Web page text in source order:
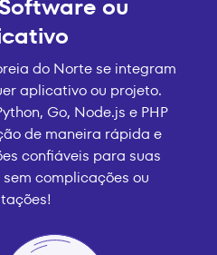
ou
do Norte se integram
aplicativo ou projeto.
Go, Node.js e PHP
de maneira rápida e
confiáveis para suas
complicações ou